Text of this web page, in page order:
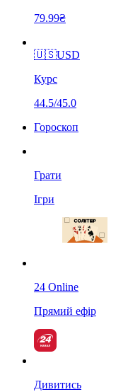
79.99₴
🇺🇸USD
Курс
44.5/45.0
Гороскоп
Грати
Ігри
24 Online
Прямий ефір
Дивитись